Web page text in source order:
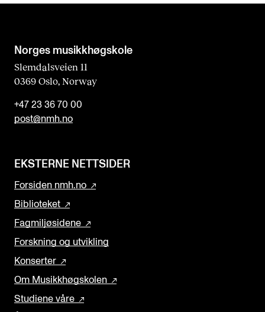
l
d
b
l
a
Norges musikk­høgskole
Slemdalsveien 11
0369 Oslo, Norway
+47 23 36 70 00
post@nmh.no
EKSTERNE NETTSIDER
Forsiden nmh.no
Biblioteket
Fagmiljøsidene
Forskning og utvikling
Konserter
Om Musikkhøgskolen
Studiene våre